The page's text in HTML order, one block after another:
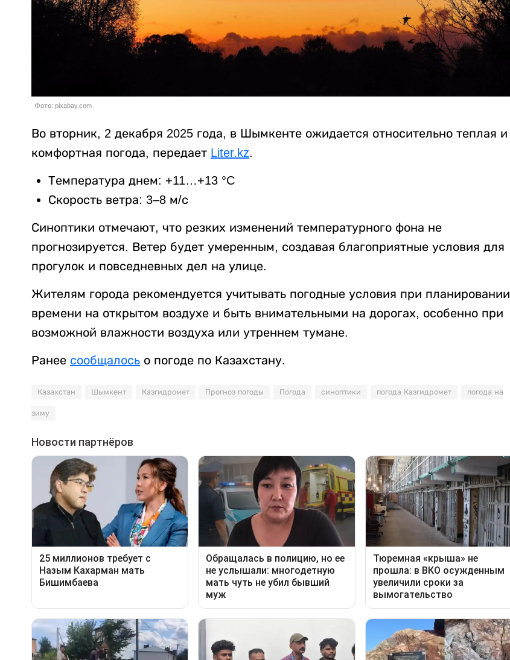
Фото: pixabay.com
Во вторник, 2 декабря 2025 года, в Шымкенте ожидается относительно теплая и
комфортная погода, передает Liter.kz.
Температура днем: +11…+13 °C
Скорость ветра: 3–8 м/с
Синоптики отмечают, что резких изменений температурного фона не
прогнозируется. Ветер будет умеренным, создавая благоприятные условия для
прогулок и повседневных дел на улице.
Жителям города рекомендуется учитывать погодные условия при планировании
времени на открытом воздухе и быть внимательными на дорогах, особенно при
возможной влажности воздуха или утреннем тумане.
Ранее сообщалось о погоде по Казахстану.
Казахстан Шымкент Казгидромет Прогноз погоды Погода синоптики погода Казгидромет погода на
зиму